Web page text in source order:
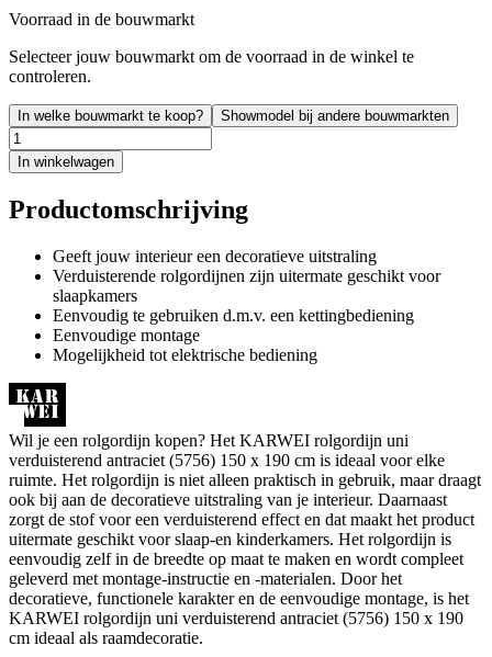
Voorraad in de bouwmarkt
Selecteer jouw bouwmarkt om de voorraad in de winkel te
controleren.
In welke bouwmarkt te koop? Showmodel bij andere bouwmarkten
In winkelwagen
Productomschrijving
Geeft jouw interieur een decoratieve uitstraling
Verduisterende rolgordijnen zijn uitermate geschikt voor
slaapkamers
Eenvoudig te gebruiken d.m.v. een kettingbediening
Eenvoudige montage
Mogelijkheid tot elektrische bediening
Wil je een rolgordijn kopen? Het KARWEI rolgordijn uni
verduisterend antraciet (5756) 150 x 190 cm is ideaal voor elke
ruimte. Het rolgordijn is niet alleen praktisch in gebruik, maar draagt
ook bij aan de decoratieve uitstraling van je interieur. Daarnaast
zorgt de stof voor een verduisterend effect en dat maakt het product
uitermate geschikt voor slaap-en kinderkamers. Het rolgordijn is
eenvoudig zelf in de breedte op maat te maken en wordt compleet
geleverd met montage-instructie en -materialen. Door het
decoratieve, functionele karakter en de eenvoudige montage, is het
KARWEI rolgordijn uni verduisterend antraciet (5756) 150 x 190
cm ideaal als raamdecoratie.